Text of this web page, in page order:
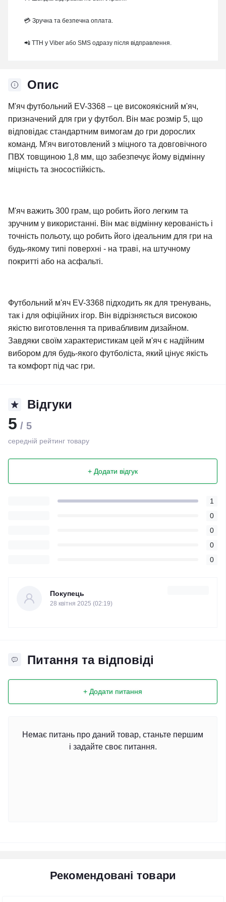
Опис
М'яч футбольний EV-3368 – це високоякісний м'яч,
призначений для гри у футбол. Він має розмір 5, що
відповідає стандартним вимогам до гри дорослих
команд. М'яч виготовлений з міцного та довговічного
ПВХ товщиною 1,8 мм, що забезпечує йому відмінну
міцність та зносостійкість.
М'яч важить 300 грам, що робить його легким та
зручним у використанні. Він має відмінну керованість і
точність польоту, що робить його ідеальним для гри на
будь-якому типі поверхні - на траві, на штучному
покритті або на асфальті.
Футбольний м'яч EV-3368 підходить як для тренувань,
так і для офіційних ігор. Він відрізняється високою
якістю виготовлення та привабливим дизайном.
Завдяки своїм характеристикам цей м'яч є надійним
вибором для будь-якого футболіста, який цінує якість
та комфорт під час гри.
Відгуки
5 / 5
середній рейтинг товару
+ Додати відгук
1
0
0
0
0
Покупець
28 квітня 2025 (02:19)
Питання та відповіді
+ Додати питання
Немає питань про даний товар, станьте першим
і задайте своє питання.
💳 Зручна та безпечна оплата.
📲 ТТН у Viber або SMS одразу після відправлення.
Рекомендовані товари